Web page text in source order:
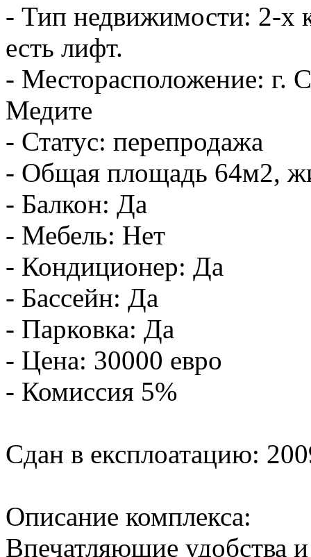
- Тип недвижимости: 2-х
есть лифт.
- Месторасположение: г.
Медите
- Статус: перепродажа
- Общая площадь 64м2,
- Балкон: Да
- Мебель: Нет
- Кондиционер: Да
- Бассейн: Да
- Парковка: Да
- Цена: 30000 евро
- Комиссия 5%
Сдан в експлоатацию:
Описание комплекса:
Впечатляющие удобства